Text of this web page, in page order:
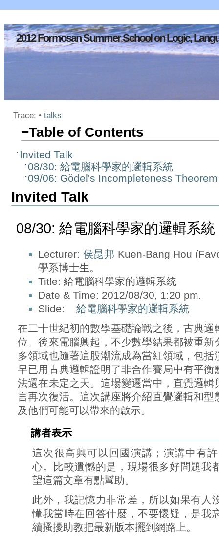
2012 Formosan Summer School on Logic,
Trace: • talks
−Table of Contents
Invited Talk
08/30: 給電腦科學家的邏輯系統
09/06: Gödel's Incompleteness Theorem
Invited Talk
08/30: 給電腦科學家的邏輯系統
Lecturer: 侯昆邦 Kuen-Bang Hou
學系博士生。
Title: 給電腦科學家的邏輯系統
Date & Time: 2012/08/30, 1:20 pm.
Slide:
給電腦科學家的邏輯系統
在二十世紀初的數學基礎論戰之後，古典
位。後來電腦興起，不少數學結果都被重
多領域也隨著這股潮流成為當紅領域，包
早已用古典邏輯證明了非合作賽局中有平
法還在未定之天。這場變遷當中，直覺邏
言再次復活。這次講座將介紹直覺邏輯和
及他們可能可以帶來的啟示。
講者表示
這次很高興可以回國演講；演講中有
心。比較遺憾的是，現場很多好問題我
望這篇文章有點幫助。
此外，我記憶力非常差，所以如果有人
懂我當時在回答什麼，不要懷疑，是我
續搔擾助教把最新版本擺到網路上。